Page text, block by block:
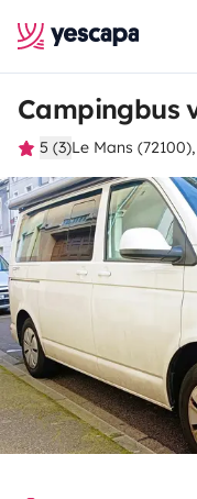
Campingbus
5 (3)Le Mans